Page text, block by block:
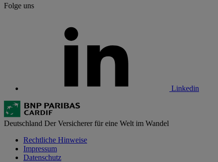
Folge uns
Linkedin
Deutschland Der Versicherer für eine Welt im Wandel
Rechtliche Hinweise
Impressum
Datenschutz